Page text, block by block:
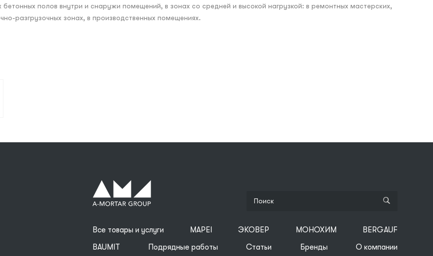
полов внутри и снаружи помещений, в зонах со средней и высокой нагрузкой: в ремонтных мастерских,
разгрузочных зонах, в производственных помещениях.
Все товары и услуги MAPEI ЭКОВЕР МОНОХИМ
BERGAUF
BAUMIT
Подрядные работы Статьи Бренды О компании